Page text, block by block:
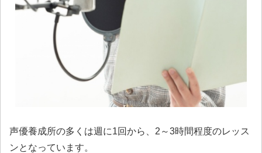
声優養成所の多くは週に1回から、2～3時間程度のレッス
ンとなっています。